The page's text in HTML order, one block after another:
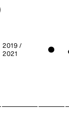
2019 /
2021
●